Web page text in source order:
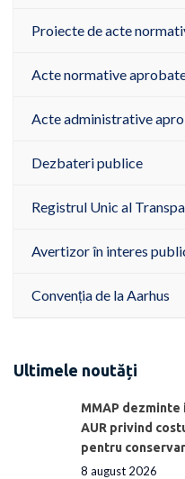
Proiecte de acte
Acte normative
Acte administrative
Dezbateri publice
Registrul Unic al
Avertizor în interes
Convenția de la Aarhus
Ultimele noutăți
MMAP
AUR privind
pentru
8 august 2026